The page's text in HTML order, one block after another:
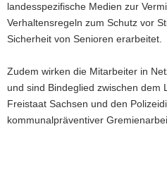
landesspezifische Medien zur
Verhaltensregeln zum Schutz vor
Sicherheit von Senioren erarbeitet.
Zudem wirken die Mitarbeiter in
und sind Bindeglied zwischen dem
Freistaat Sachsen und den
kommunalpräventiver